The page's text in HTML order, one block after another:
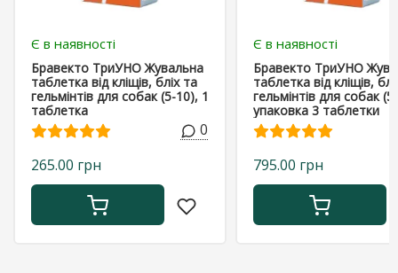
Є в наявності
Бравекто ТриУНО Жувальна
таблетка від кліщів, бліх та
гельмінтів для собак (5-10), 1
таблетка
0
265.00 грн
Є в наявності
Бравекто ТриУНО
таблетка від кліщів,
гельмінтів для собак
упаковка 3 таблетки
795.00 грн